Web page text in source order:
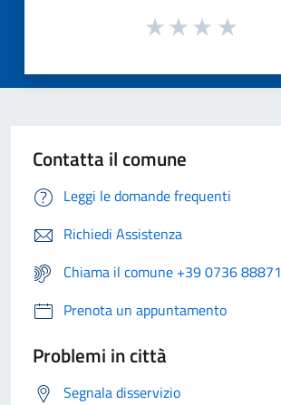
Contatta il comune
Leggi le domande frequenti
Richiedi Assistenza
Chiama il comune +39 0736 88871
Prenota un appuntamento
Problemi in città
Segnala disservizio